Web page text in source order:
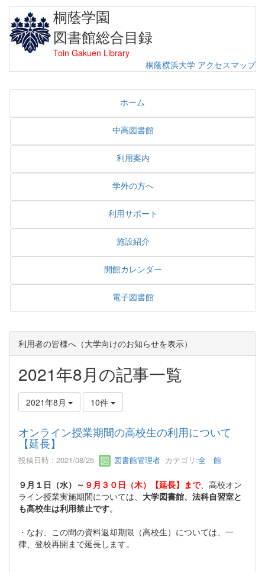
桐蔭学園
図書館総合目録
Toin Gakuen Library
桐蔭横浜大学 アクセスマップ
ホーム
中高図書館
利用案内
学外の方へ
利用サポート
施設紹介
開館カレンダー
電子図書館
利用者の皆様へ（大学向けのお知らせを表示）
2021年8月の記事一覧
2021年8月 10件
オンライン授業期間の高校生の利用について
【延長】
投稿日時 : 2021/08/25 図書館管理者 カテゴリ:全 館
９月１日（水）～ ９月３０日（木）【延長】まで、高校オン
ライン授業実施期間については、 大学図書館、法科自習室と
も高校生は利用禁止です。
・なお、この間の資料返却期限（高校生）については、一
律、登校再開まで延長します。